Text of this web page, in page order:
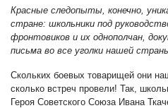
Красные следопыты, конечно,
стране: школьники под
фронтовиков и их однополчан,
письма во все уголки нашей
Скольких боевых товарищей они
сколько встреч провели! Так,
Героя Советского Союза Ивана